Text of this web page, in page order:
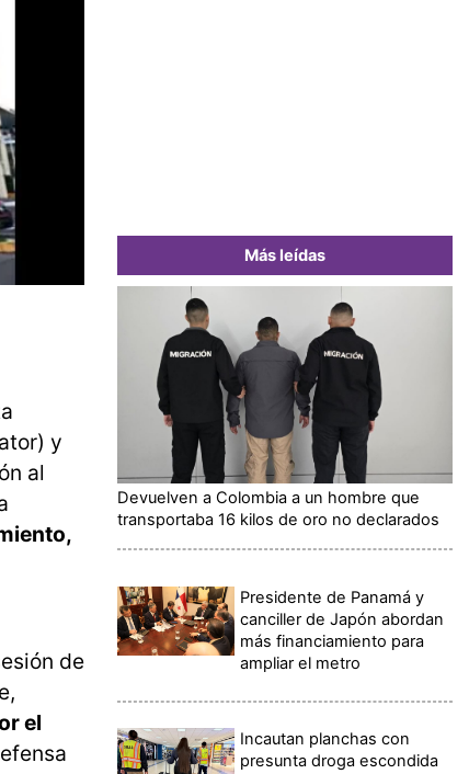
y
al
de
el
Más leídas
Devuelven a Colombia a un hombre que
transportaba 16 kilos de oro no declarados
Presidente de Panamá y
canciller de Japón abordan
más financiamiento para
ampliar el metro
Incautan planchas con
presunta droga escondida